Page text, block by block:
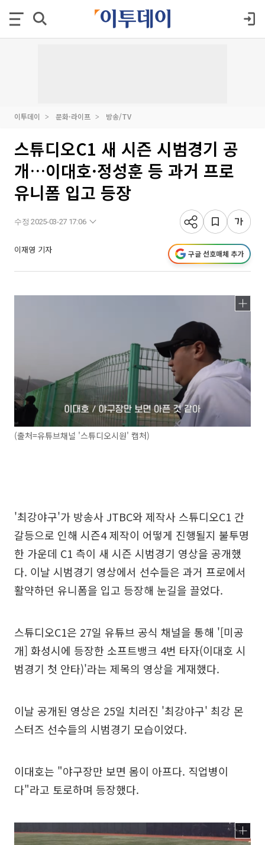
이투데이 문화·라이프 방송/TV
스튜디오C1 새 시즌 시범경기 공
개…이대호·정성훈 등 과거 프로
유니폼 입고 등장
수정 2025-03-27 17:06
이재영 기자 구글 선호매체 추가
(출처=유튜브채널 '스튜디오시원' 캡처)
'최강야구'가 방송사 JTBC와 제작사 스튜디오C1 간
갈등으로 인해 시즌4 제작이 어떻게 진행될지 불투명
한 가운데 C1 측이 새 시즌 시범경기 영상을 공개했
다. 이날 시범경기 영상에서 선수들은 과거 프로에서
활약하던 유니폼을 입고 등장해 눈길을 끌었다.
스튜디오C1은 27일 유튜브 공식 채널을 통해 '[미공
개] 화성시에 등장한 소프트뱅크 4번 타자(이대호 시
범경기 첫 안타)'라는 제목의 영상을 게재했다.
이날 공개된 영상은 25일 치러진 '최강야구' 최강 몬
스터즈 선수들의 시범경기 모습이었다.
이대호는 "야구장만 보면 몸이 아프다. 직업병이
다"라고 토로하며 등장했다.